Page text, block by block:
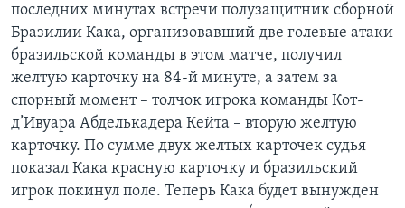
последних минутах встречи полузащитник сборной
Бразилии Кака, организовавший две голевые атаки
бразильской команды в этом матче, получил
желтую карточку на 84-й минуте, а затем за
спорный момент – толчок игрока команды Кот-
д’Ивуара Абделькадера Кейта – вторую желтую
карточку. По сумме двух желтых карточек судья
показал Кака красную карточку и бразильский
игрок покинул поле. Теперь Кака будет вынужден